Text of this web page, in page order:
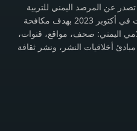
عن المرصد اليمني للتربية
الإعلامية وتدقيق المعلومات، تأسست في أكتوبر 2023 بهدف مكافحة
اليمني: صحف، مواقع، قنوات،
أخلاقيات النشر، ونشر ثقافة